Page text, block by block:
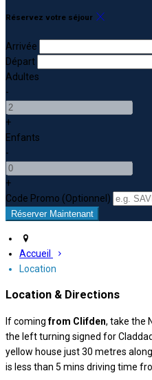
Réservez votre séjour
Arrivée
Départ
Adultes
-
+
Enfants
-
+
Code Promo (Optionnel )
Accueil
Location
Location & Directions
If comingfrom Clifden, take the
the left turning signed for
yellow house just 30 metres
is less than 5 mins driving time